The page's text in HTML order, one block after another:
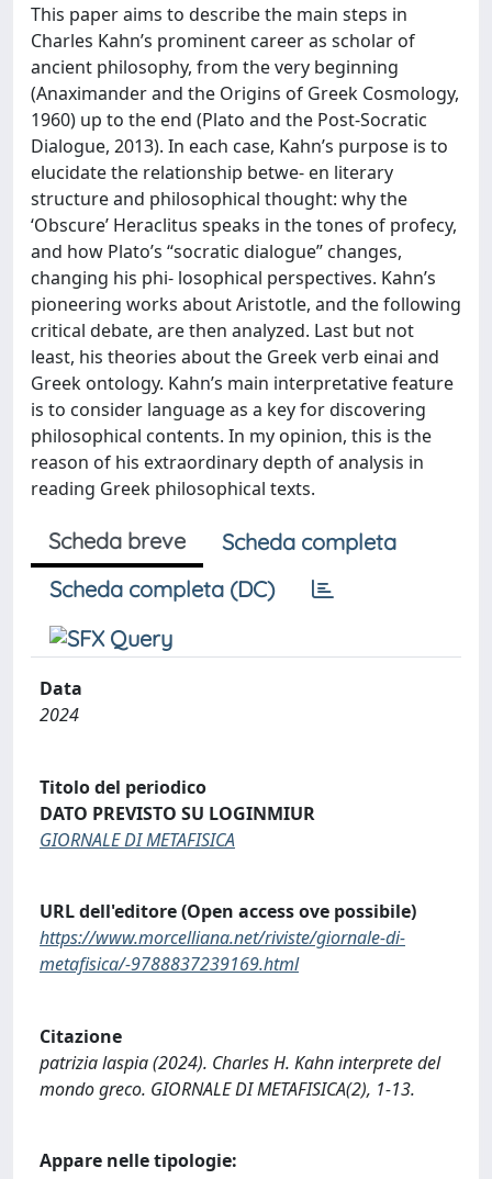
This paper aims to describe the main steps in
Charles Kahn’s prominent career as scholar of
ancient philosophy, from the very beginning
(Anaximander and the Origins of Greek Cosmology,
1960) up to the end (Plato and the Post-Socratic
Dialogue, 2013). In each case, Kahn’s purpose is to
elucidate the relationship betwe- en literary
structure and philosophical thought: why the
‘Obscure’ Heraclitus speaks in the tones of profecy,
and how Plato’s “socratic dialogue” changes,
changing his phi- losophical perspectives. Kahn’s
pioneering works about Aristotle, and the following
critical debate, are then analyzed. Last but not
least, his theories about the Greek verb einai and
Greek ontology. Kahn’s main interpretative feature
is to consider language as a key for discovering
philosophical contents. In my opinion, this is the
reason of his extraordinary depth of analysis in
reading Greek philosophical texts.
Scheda breve
Scheda completa
Scheda completa (DC)
Data
2024
Titolo del periodico
DATO PREVISTO SU LOGINMIUR
GIORNALE DI METAFISICA
URL dell'editore (Open access ove possibile)
https://www.morcelliana.net/riviste/giornale-di-
metafisica/-9788837239169.html
Citazione
patrizia laspia (2024). Charles H. Kahn interprete del
mondo greco. GIORNALE DI METAFISICA(2), 1-13.
Appare nelle tipologie: